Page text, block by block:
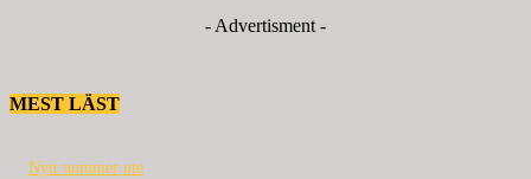
- Advertisment -
MEST LÄST
Nytt nummer ute